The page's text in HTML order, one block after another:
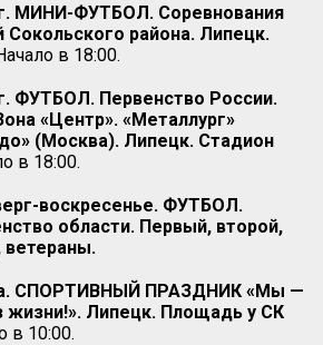
МИНИ-ФУТБОЛ. Соревнования
Сокольского района. Липецк.
в 18:00.
ФУТБОЛ. Первенство России.
«Центр». «Металлург»
(Москва). Липецк. Стадион
в 18:00.
воскресенье. ФУТБОЛ.
области. Первый, второй,
ветераны.
СПОРТИВНЫЙ ПРАЗДНИК «Мы —
жизни!». Липецк. Площадь у СК
в 10:00.